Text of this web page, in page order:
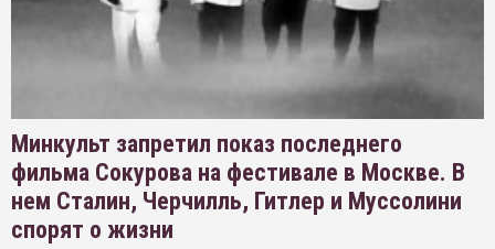
Минкульт запретил показ последнего
фильма Сокурова на фестивале в Москве. В
нем Сталин, Черчилль, Гитлер и Муссолини
спорят о жизни